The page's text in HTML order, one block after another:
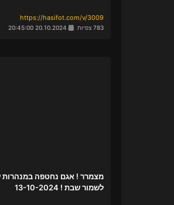
https://hasifot.com/v/3009
783 צפיות
מצמרר ! אגם נחטפה
לשמור שבת ! 13-10-2024